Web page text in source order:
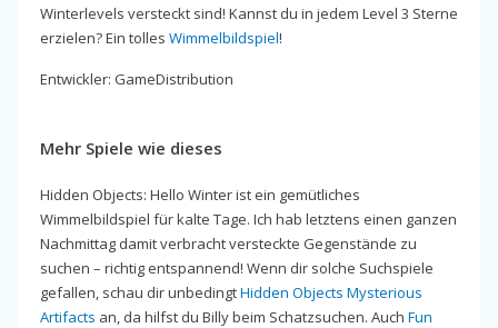
Winterlevels versteckt sind! Kannst du in jedem Level 3 Sterne
erzielen? Ein tolles Wimmelbildspiel!
Entwickler: GameDistribution
Mehr Spiele wie dieses
Hidden Objects: Hello Winter ist ein gemütliches
Wimmelbildspiel für kalte Tage. Ich hab letztens einen ganzen
Nachmittag damit verbracht versteckte Gegenstände zu
suchen – richtig entspannend! Wenn dir solche Suchspiele
gefallen, schau dir unbedingtHidden Objects Mysterious
Artifacts an, da hilfst du Billy beim Schatzsuchen. Auch Fun